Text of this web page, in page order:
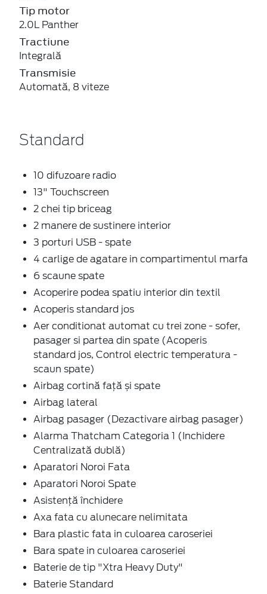
Tip motor
2.0L Panther
Tractiune
Integrală
Transmisie
Automată, 8 viteze
Standard
10 difuzoare radio
13" Touchscreen
2 chei tip briceag
2 manere de sustinere interior
3 porturi USB - spate
4 carlige de agatare in compartimentul marfa
6 scaune spate
Acoperire podea spatiu interior din textil
Acoperis standard jos
Aer conditionat automat cu trei zone - sofer,
pasager si partea din spate (Acoperis
standard jos, Control electric temperatura -
scaun spate)
Airbag cortină față și spate
Airbag lateral
Airbag pasager (Dezactivare airbag pasager)
Alarma Thatcham Categoria 1 (Inchidere
Centralizată dublă)
Aparatori Noroi Fata
Aparatori Noroi Spate
Asistență închidere
Axa fata cu alunecare nelimitata
Bara plastic fata in culoarea caroseriei
Bara spate in culoarea caroseriei
Baterie de tip "Xtra Heavy Duty"
Baterie Standard